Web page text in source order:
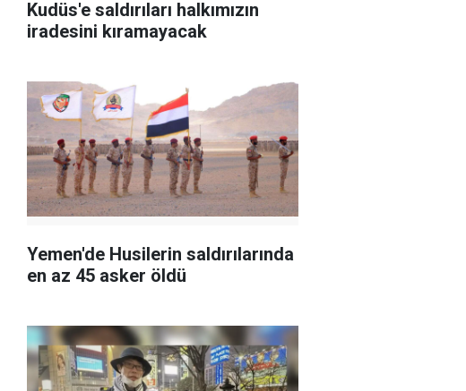
Kudüs'e saldırıları halkımızın
iradesini kıramayacak
Yemen'de Husilerin saldırılarında
en az 45 asker öldü